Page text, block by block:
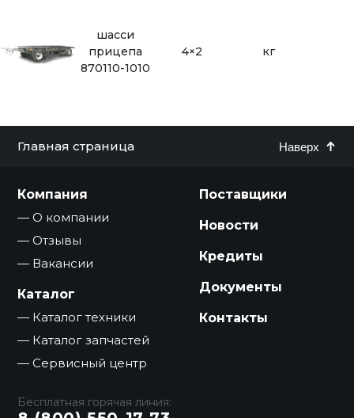
шасси
прицепа
870110-1010
4×2 кг
Главная страница Наверх
Компания
О компании
Отзывы
Вакансии
Каталог
Каталог техники
Каталог запчастей
Сервисный центр
Поставщики
Новости
Кредиты
Документы
Контакты
Бесплатная горячая линия: